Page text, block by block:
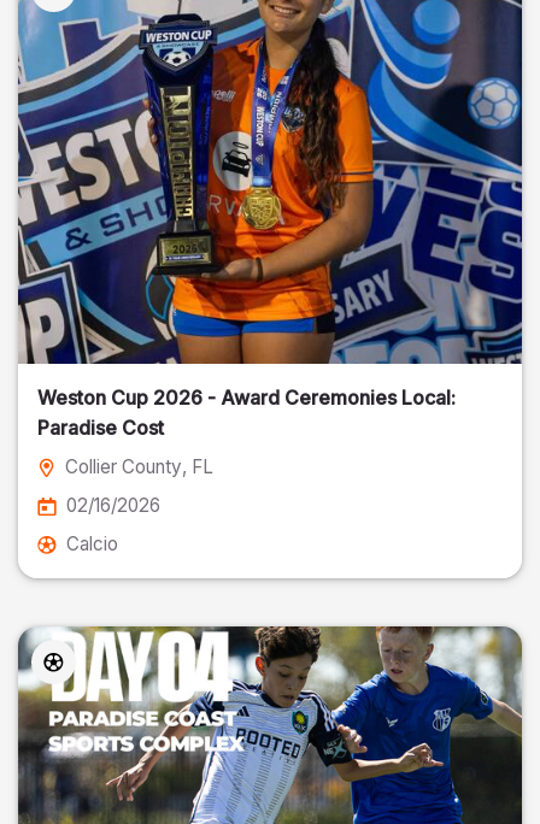
Weston Cup 2026 - Award Ceremonies Local:
Paradise Cost
Collier County, FL
02/16/2026
Calcio